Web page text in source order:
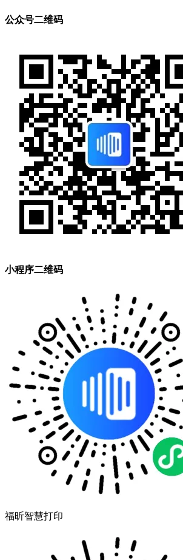
公众号二维码
小程序二维码
福昕智慧打印